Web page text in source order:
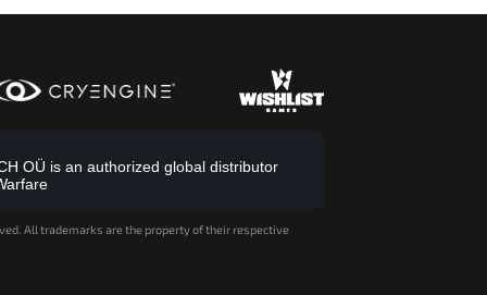
OÜ is an authorized global distributor
All trademarks are the property of their respective